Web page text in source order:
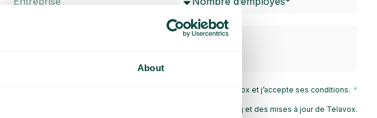
About
de Telavox et j’accepte ses conditions.
J'accepte de recevoir des informations marketing et des mises à jour de Telavox.